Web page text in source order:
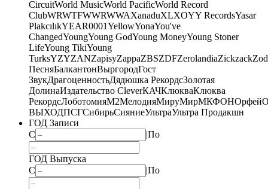
CircuitWorld MusicWorld PacificWorld Record
ClubWRWTFWWRWWAXanaduXLXOYY RecordsYasar
PlakcılıkYEAR0001YellowYonaYou've
ChangedYoungYoung GodYoung MoneyYoung Stoner
LifeYoung TikiYoung
TurksYZYZANZapisyZappaZBSZDFZerolandiaZickzack
ПесняБалкантонВыргородГост
ЗвукДрагоценностьДядюшка РекордсЗолотая
ДолинаИздательство CleverКАЧКлюкваКлюква
РекордсЛоботомияМ2МелодияМируМирМКФОНОрфей
ВЫХОДПСГСибирьСияниеУльтраУльтра Продакшн
ГОД Записи
С
|По
ГОД Выпуска
С
|По